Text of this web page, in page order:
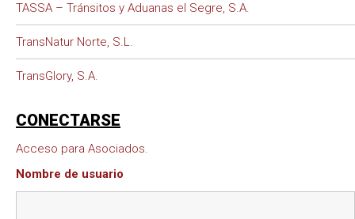
TASSA – Tránsitos y Aduanas el Segre, S.A.
TransNatur Norte, S.L.
TransGlory, S.A.
CONECTARSE
Acceso para Asociados.
Nombre de usuario